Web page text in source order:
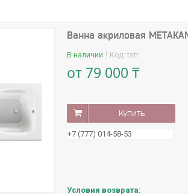
Ванна акриловая
В наличии Код: tstr
от 79 000 ₸
Купить
+7 (777) 014-58-53